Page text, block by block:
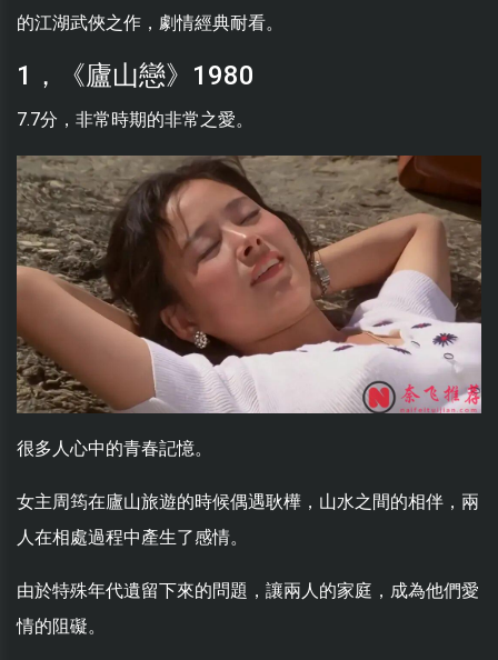
的江湖武俠之作，劇情經典耐看。
1，《廬山戀》1980
7.7分，非常時期的非常之愛。
很多人心中的青春記憶。
女主周筠在廬山旅遊的時候偶遇耿樺，山水之間的相伴，兩
人在相處過程中產生了感情。
由於特殊年代遺留下來的問題，讓兩人的家庭，成為他們愛
情的阻礙。